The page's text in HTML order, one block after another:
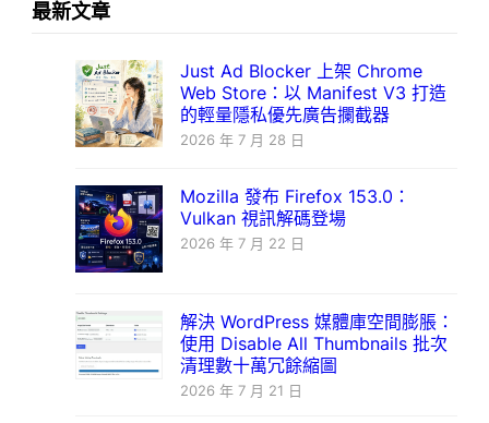
最新文章
Just Ad Blocker 上架 Chrome
Web Store：以 Manifest V3 打造
的輕量隱私優先廣告攔截器
2026 年 7 月 28 日
Mozilla 發布 Firefox 153.0：
Vulkan 視訊解碼登場
2026 年 7 月 22 日
解決 WordPress 媒體庫空間膨脹：
使用 Disable All Thumbnails 批次
清理數十萬冗餘縮圖
2026 年 7 月 21 日